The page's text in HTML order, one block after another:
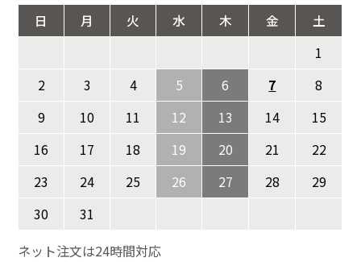
日 月 火 水 木 金
土
1
2
3 4 5 6 7
8
9
10 11 12 13 14
15
16
17 18 19 20 21
22
23
24 25 26 27 28
29
30
31
ネット注文は24時間対応